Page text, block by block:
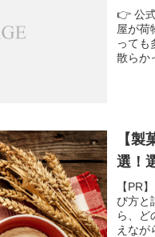
👉 公
屋が荷
っても
散らか
【
選！
【PR
び方と
ら、ど
えなが